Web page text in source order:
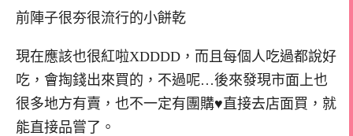
前陣子很夯很流行的小餅乾
現在應該也很紅啦XDDDD，而且每個人吃過都說好
吃，會掏錢出來買的，不過呢…後來發現市面上也
很多地方有賣，也不一定有團購♥直接去店面買，就
能直接品嘗了。